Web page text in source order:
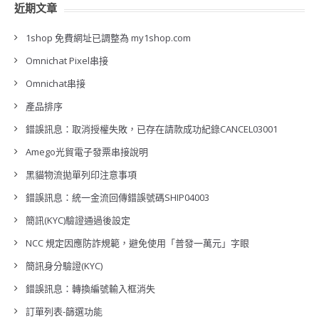
近期文章
1shop 免費網址已調整為 my1shop.com
Omnichat Pixel串接
Omnichat串接
產品排序
錯誤訊息：取消授權失敗，已存在請款成功紀錄CANCEL03001
Amego光貿電子發票串接說明
黑貓物流拋單列印注意事項
錯誤訊息：統一金流回傳錯誤號碼SHIP04003
簡訊(KYC)驗證通過後設定
NCC 規定因應防詐規範，避免使用「普發一萬元」字眼
簡訊身分驗證(KYC)
錯誤訊息：轉換編號輸入框消失
訂單列表-篩選功能